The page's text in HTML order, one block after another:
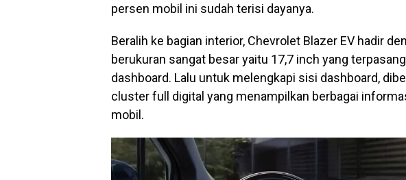
persen mobil ini sudah terisi dayanya.
Beralih ke bagian interior, Chevrolet Blazer EV hadir
berukuran sangat besar yaitu 17,7 inch yang
dashboard. Lalu untuk melengkapi sisi dashboard,
cluster full digital yang menampilkan berbagai
mobil.